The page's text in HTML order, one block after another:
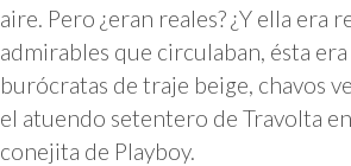
aire. Pero ¿eran reales? ¿Y ella
admirables que circulaban, ésta
burócratas de traje beige, chavos
el atuendo setentero de Travolta
conejita de Playboy.